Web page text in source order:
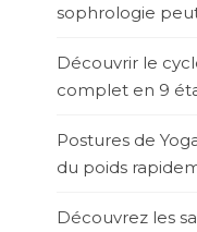
sophrologie
Découvrir le
complet en 9
Postures de
du poids
Découvrez les